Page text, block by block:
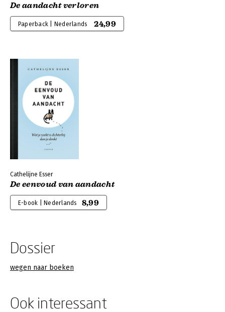
De aandacht verloren
Paperback | Nederlands 24,99
Cathelijne Esser
De eenvoud van aandacht
E-book | Nederlands 8,99
Dossier
wegen naar boeken
Ook interessant